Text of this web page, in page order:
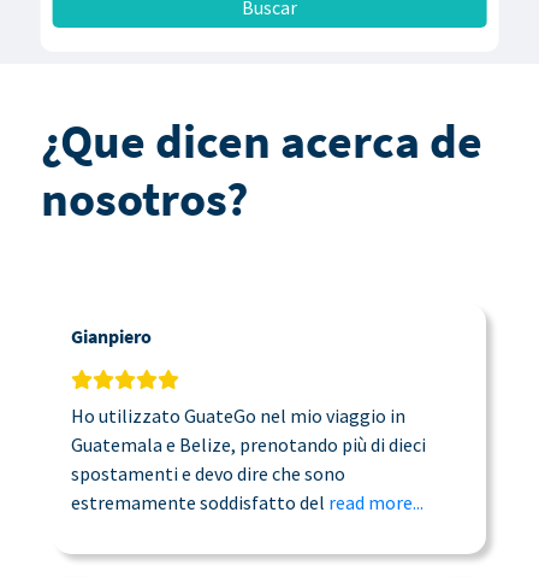
¿Que dicen acerca de
nosotros?
Gianpiero
Ho utilizzato GuateGo nel mio viaggio in
Guatemala e Belize, prenotando più di dieci
spostamenti e devo dire che sono
estremamente soddisfatto del read more...